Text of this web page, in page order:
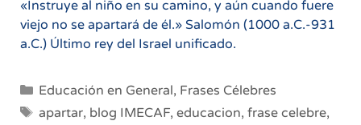
«Instruye al niño en su camino, y aún cuando fuere
viejo no se apartará de él.» Salomón (1000 a.C.-931
a.C.) Último rey del Israel unificado.
Categorías
Educación en General, Frases Célebres
Etiquetas
apartar, blog IMECAF, educacion, frase celebre,